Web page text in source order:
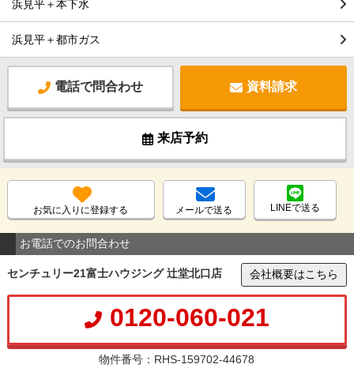
浜見平＋本下水
浜見平＋都市ガス
電話で問合わせ 資料請求
来店予約
お気に入りに登録する メールで送る LINEで送る
お電話でのお問合わせ
センチュリー21富士ハウジング 辻堂北口店 会社概要はこちら
0120-060-021
物件番号：RHS-159702-44678